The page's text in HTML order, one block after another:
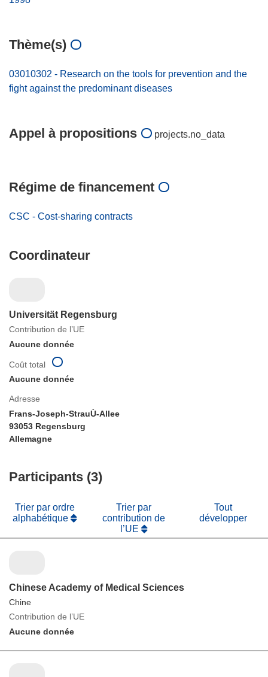
Thème(s)
03010302 - Research on the tools for prevention and the
fight against the predominant diseases
Appel à propositions projects.no_data
Régime de financement
CSC - Cost-sharing contracts
Coordinateur
Universität Regensburg
Contribution de l’UE
Aucune donnée
Adresse
Frans-Joseph-StrauÙ-Allee
93053 Regensburg
Allemagne
Coût total
Aucune donnée
Participants (3)
Trier par ordre
alphabétique
Trier par
contribution de
l’UE
Tout
développer
Chinese Academy of Medical Sciences
Chine
Contribution de l’UE
Aucune donnée